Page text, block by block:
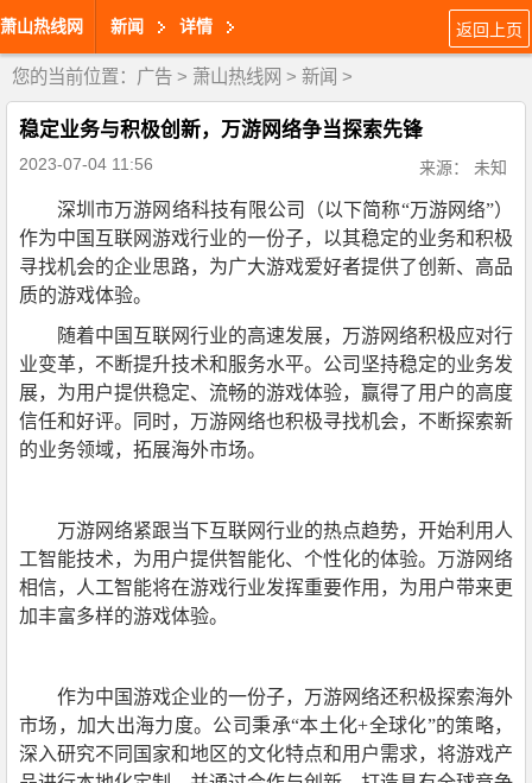
萧山热线网 新闻 详情 返回上页
您的当前位置： 广告 > 萧山热线网 > 新闻 >
稳定业务与积极创新，万游网络争当探索先锋
2023-07-04 11:56 来源： 未知
深圳市万游网络科技有限公司（以下简称“万游网络”）
作为中国互联网游戏行业的一份子，以其稳定的业务和积极
寻找机会的企业思路，为广大游戏爱好者提供了创新、高品
质的游戏体验。
随着中国互联网行业的高速发展，万游网络积极应对行
业变革，不断提升技术和服务水平。公司坚持稳定的业务发
展，为用户提供稳定、流畅的游戏体验，赢得了用户的高度
信任和好评。同时，万游网络也积极寻找机会，不断探索新
的业务领域，拓展海外市场。
万游网络紧跟当下互联网行业的热点趋势，开始利用人
工智能技术，为用户提供智能化、个性化的体验。万游网络
相信，人工智能将在游戏行业发挥重要作用，为用户带来更
加丰富多样的游戏体验。
作为中国游戏企业的一份子，万游网络还积极探索海外
市场，加大出海力度。公司秉承“本土化+全球化”的策略，
深入研究不同国家和地区的文化特点和用户需求，将游戏产